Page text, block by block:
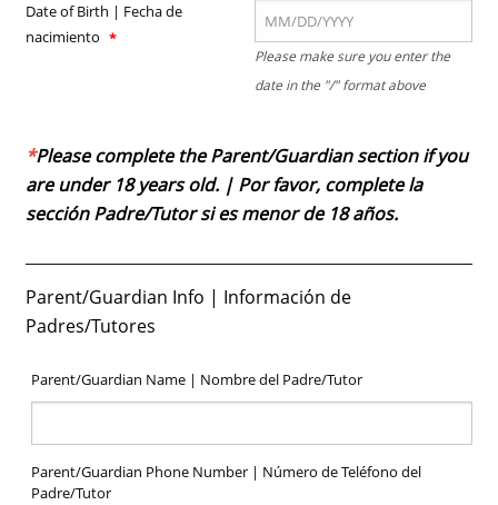
Date of Birth | Fecha de
nacimiento
Please make sure you enter the
date in the "/" format above
*Please complete the Parent/Guardian section if you
are under 18 years old. | Por favor, complete la
sección Padre/Tutor si es menor de 18 años.
Parent/Guardian Info | Información de
Padres/Tutores
Parent/Guardian Name | Nombre del Padre/Tutor
Parent/Guardian Phone Number | Número de Teléfono del
Padre/Tutor